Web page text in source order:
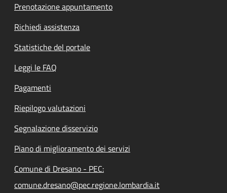
Prenotazione appuntamento
Richiedi assistenza
Statistiche del portale
Leggi le FAQ
Pagamenti
Riepilogo valutazioni
Segnalazione disservizio
Piano di miglioramento dei servizi
Comune di Dresano - PEC:
comune.dresano@pec.regione.lombardia.it